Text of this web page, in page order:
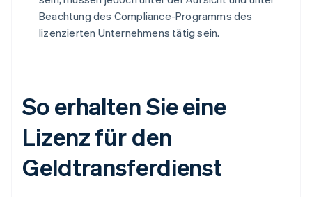
Beachtung des Compliance-Programms des
lizenzierten Unternehmens tätig sein.
So erhalten Sie eine
Lizenz für den
Geldtransferdienst